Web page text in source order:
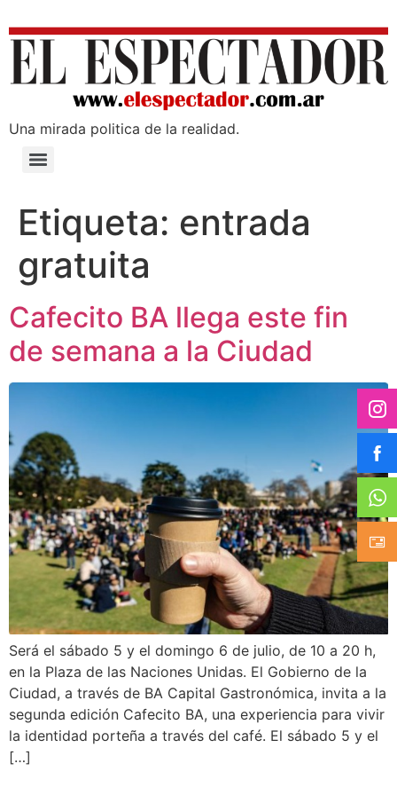
Una mirada poli­tica de la realidad.
Etiqueta: entrada
gratuita
Cafecito BA llega este fin
de semana a la Ciudad
Será el sábado 5 y el domingo 6 de julio, de 10 a 20 h,
en la Plaza de las Naciones Unidas. El Gobierno de la
Ciudad, a través de BA Capital Gastronómica, invita a la
segunda edición Cafecito BA, una experiencia para vivir
la identidad porteña a través del café. El sábado 5 y el
[…]